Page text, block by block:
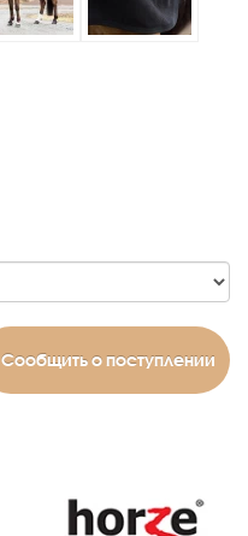
Сообщить о поступлении